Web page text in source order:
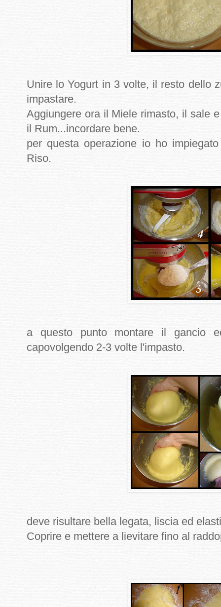
Unire lo Yogurt in 3 volte, il resto dello
impastare.
Aggiungere ora il Miele rimasto, il sale
il Rum...incordare bene.
per questa operazione io ho
Riso.
a questo punto montare il gancio
capovolgendo 2-3 volte l'impasto.
deve risultare bella legata, liscia ed
Coprire e mettere a lievitare fino al